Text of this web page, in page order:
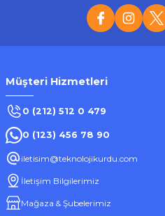
512,10 ₺
Tükendi
Everton RT-310 BT Bluetoothlu Şarjlı
Müşteri Hizmetleri
0 (212) 512 0 479
0 (123) 456 78 90
iletisim@teknolojikurdu.com
İletişim Bilgilerimiz
Mağaza & Şubelerimiz